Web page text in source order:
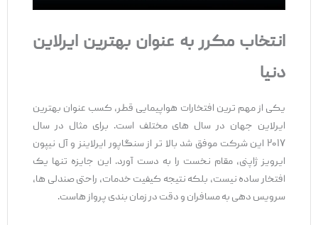
انتخاب مکرر به ‌عنوان بهترین ایرلاین
دنیا
یکی از مهم ‌ترین افتخارات هواپیمایی قطر، کسب عنوان بهترین
ایرلاین جهان در سال‌ های مختلف است. برای مثال در سال
۲۰۱۷ این شرکت موفق شد بالا تر از سنگاپور ایرلاینز و آل نیپون
ایرویز ژاپنی، مقام نخست را به دست آورد. این جایزه تنها یک
افتخار ساده نیست، بلکه نتیجه کیفیت خدمات، راحتی صندلی ‌ها،
سرویس‌ دهی به مسافران و دقت در زمان ‌بندی پرواز هاست.